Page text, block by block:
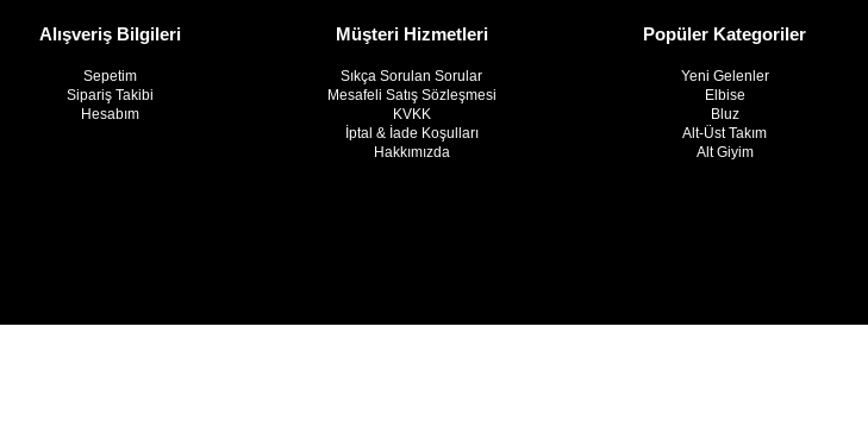
Alışveriş Bilgileri
Sepetim
Sipariş Takibi
Hesabım
Müşteri Hizmetleri
Sıkça Sorulan Sorular
Mesafeli Satış Sözleşmesi
KVKK
İptal & İade Koşulları
Hakkımızda
Popüler Kategoriler
Yeni Gelenler
Elbise
Bluz
Alt-Üst Takım
Alt Giyim